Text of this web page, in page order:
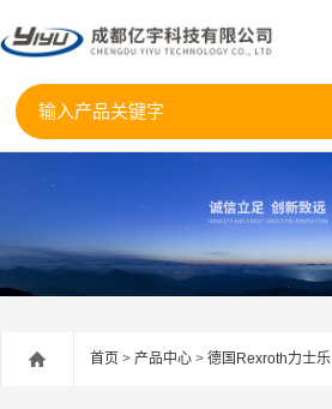
首页 > 产品中心 > 德国Rexroth力士乐